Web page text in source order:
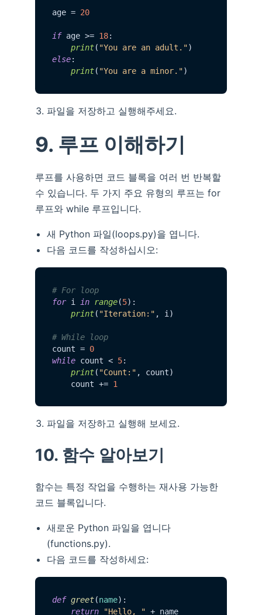
age = 20
if age >= 18:
print( "You are an adult."
else:
print( "You are a minor."
파일을 저장하고 실행해주세요.
9. 루프 이해하기
루프를 사용하면 코드 블록을 여러 번 반복할
수 있습니다. 두 가지 주요 유형의 루프는 for
루프와 while 루프입니다.
새 Python 파일(loops.py)을 엽니다.
다음 코드를 작성하십시오:
# For loop
for i in range(5):
print( "Iteration:" , i)
# While loop
count = 0
while count < 5:
print( "Count:" , count)
    count +=
1
파일을 저장하고 실행해 보세요.
10. 함수 알아보기
함수는 특정 작업을 수행하는 재사용 가능한
코드 블록입니다.
새로운 Python 파일을 엽니다
(functions.py).
다음 코드를 작성하세요:
def greet(name):
return
"Hello, " + name